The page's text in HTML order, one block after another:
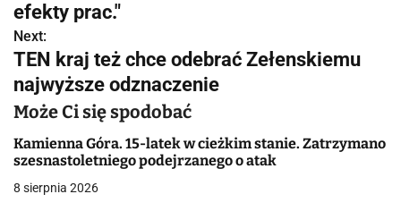
i
g
a
c
j
a
efekty prac."
Next:
TEN kraj też chce odebrać Zełenskiemu
najwyższe odznaczenie
Może Ci się spodobać
Kamienna Góra. 15-latek w cieżkim stanie. Zatrzymano
szesnastoletniego podejrzanego o atak
8 sierpnia 2026